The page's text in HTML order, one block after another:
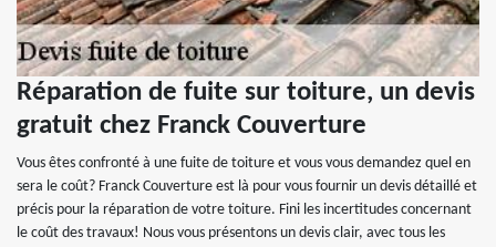
Réparation de fuite sur toiture, un devis
gratuit chez Franck Couverture
Vous êtes confronté à une fuite de toiture et vous vous demandez quel en
sera le coût? Franck Couverture est là pour vous fournir un devis détaillé et
précis pour la réparation de votre toiture. Fini les incertitudes concernant
le coût des travaux! Nous vous présentons un devis clair, avec tous les